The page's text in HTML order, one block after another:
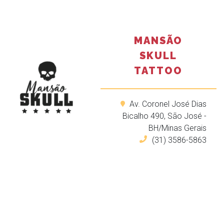
MANSÃO
SKULL
TATTOO
Av. Coronel José Dias
Bicalho 490, São José -
BH/Minas Gerais
(31) 3586-5863